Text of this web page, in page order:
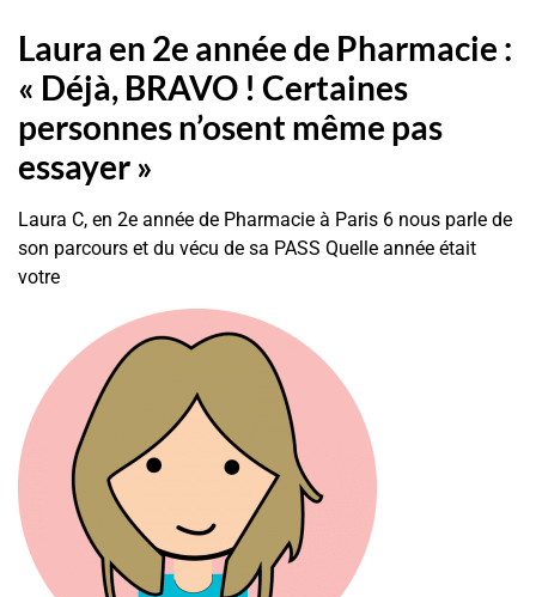
Laura en 2e année de Pharmacie :
« Déjà, BRAVO ! Certaines
personnes n’osent même pas
essayer »
Laura C, en 2e année de Pharmacie à Paris 6 nous parle de
son parcours et du vécu de sa PASS Quelle année était
votre